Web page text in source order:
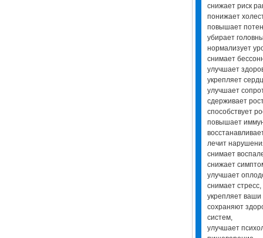
снижает риск
понижает
повышает
убирает
нормализует
снимает
улучшает
укрепляет
улучшает
сдерживает
способствует
повышает
лечит
снимает
снижает
улучшает
снимает стресс,
укрепляет
сохраняют
систем,
улучшает